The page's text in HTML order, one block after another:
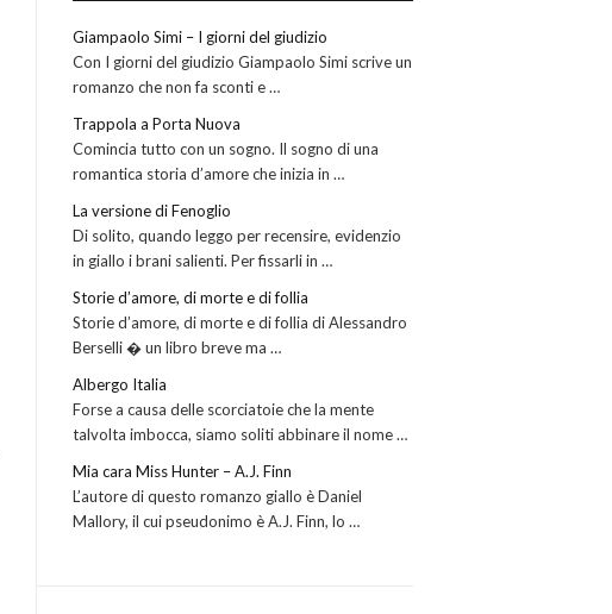
Giampaolo Simi – I giorni del giudizio
Con I giorni del giudizio Giampaolo Simi scrive un
romanzo che non fa sconti e …
Trappola a Porta Nuova
Comincia tutto con un sogno. Il sogno di una
romantica storia d’amore che inizia in …
La versione di Fenoglio
Di solito, quando leggo per recensire, evidenzio
in giallo i brani salienti. Per fissarli in …
Storie d’amore, di morte e di follia
Storie d’amore, di morte e di follia di Alessandro
Berselli � un libro breve ma …
Albergo Italia
Forse a causa delle scorciatoie che la mente
talvolta imbocca, siamo soliti abbinare il nome …
Mia cara Miss Hunter – A.J. Finn
L’autore di questo romanzo giallo è Daniel
Mallory, il cui pseudonimo è A.J. Finn, lo …